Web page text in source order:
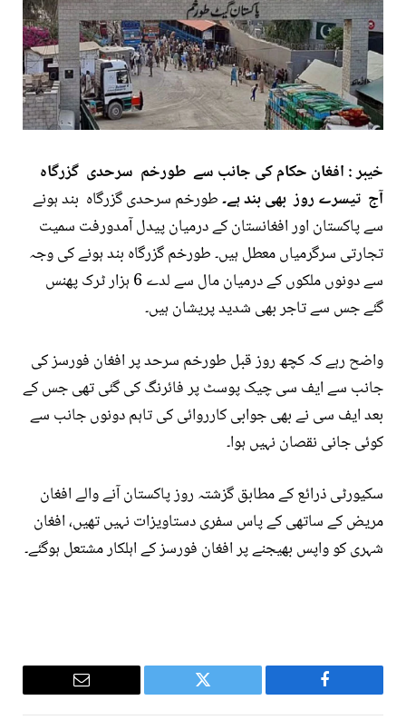
خیبر : افغان حکام کی جانب سے طورخم سرحدی گزرگاہ
آج تیسرے روز بھی بند ہے۔طورخم سرحدی گزرگاہ بند ہونے
سے پاکستان اور افغانستان کے درمیان پیدل آمدورفت سمیت
تجارتی سرگرمیاں معطل ہیں۔ طورخم گزرگاہ بند ہونے کی وجہ
سے دونوں ملکوں کے درمیان مال سے لدے 6 ہزار ٹرک پھنس
گئے جس سے تاجر بھی شدید پریشان ہیں۔
واضح رہے کہ کچھ روز قبل طورخم سرحد پر افغان فورسز کی
جانب سے ایف سی چیک پوسٹ پر فائرنگ کی گئی تھی جس کے
بعد ایف سی نے بھی جوابی کارروائی کی تاہم دونوں جانب سے
کوئی جانی نقصان نہیں ہوا۔
سکیورٹی ذرائع کے مطابق گزشتہ روز پاکستان آنے والے افغان
مریض کے ساتھی کے پاس سفری دستاویزات نہیں تھیں، افغان
شہری کو واپس بھیجنے پر افغان فورسز کے اہلکار مشتعل ہوگئے۔
Facebook
Twitter
Email